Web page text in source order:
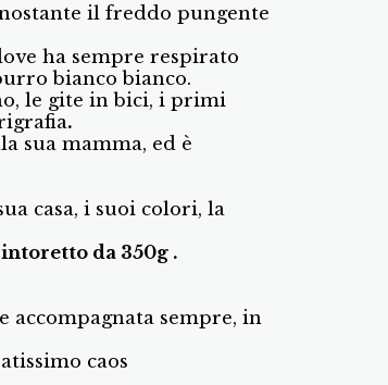
il freddo pungente
ha sempre respirato
bianco bianco.
le gite in bici, i primi
.
sua mamma, ed è
casa, i suoi colori, la
da 350g .
accompagnata sempre, in
caos